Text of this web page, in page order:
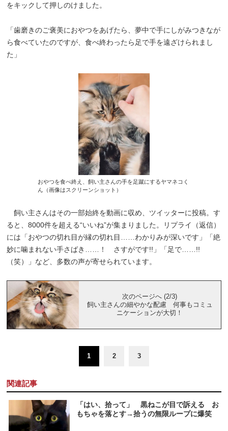
をキックして押しのけました。
「歯磨きのご褒美におやつをあげたら、夢中で手にしがみつきなが
ら食べていたのですが、食べ終わったら足で手を遠ざけられまし
た」
おやつを食べ終え、飼い主さんの手を足蹴にするヤマネコく
ん（画像はスクリーンショット）
飼い主さんはその一部始終を動画に収め、ツイッターに投稿。す
ると、8000件を超える“いいね”が集まりました。リプライ（返信）
には「おやつの切れ目が縁の切れ目……わかりみが深いです」「絶
妙に噛まれない手さばき……！ さすがです!!」「足で……!!
（笑）」など、多数の声が寄せられています。
次のページへ (2/3)
飼い主さんの細やかな配慮 何事もコミュ
ニケーションが大切！
1 2 3
関連記事
「はい、拾って」 黒ねこが目で訴える お
もちゃを落とす→拾うの無限ループに爆笑